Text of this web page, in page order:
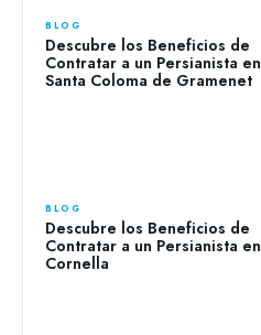
BLOG
Descubre los Beneficios de
Contratar a un Persianista en
Santa Coloma de Gramenet
BLOG
Descubre los Beneficios de
Contratar a un Persianista en
Cornella